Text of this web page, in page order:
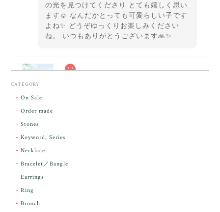
の光を見つけてくださり とても嬉しく思い
ます☺️ なんだかとっても可愛らしい子です
よね✨ どうぞゆっくりお楽しみください
ね。 いつもありがとうございます🙏✨
ンダラで感動しました。素敵な箱と和紙で石を包んで
下さり、ありがとうございました。
レビューをありがとうございます。 実物を
CATEGORY
On Sale
Order made
Stones
Keyword, Series
Necklace
Bracelet／Bangle
Earrings
Ring
Brooch